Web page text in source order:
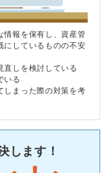
情報を保有し、資産管
にしているものの不安
直しを検討している
いる
しまった際の対策を考
します！